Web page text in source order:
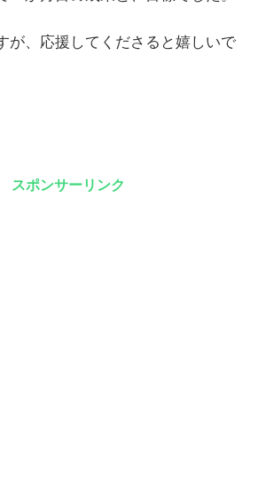
が、応援してくださると嬉しいで
スポンサーリンク